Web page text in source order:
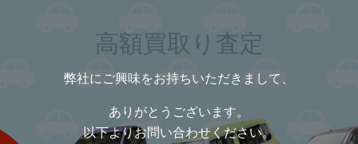
高額買取り査定
弊社にご興味をお持ちいただきまして、
ありがとうございます。
以下よりお問い合わせください。